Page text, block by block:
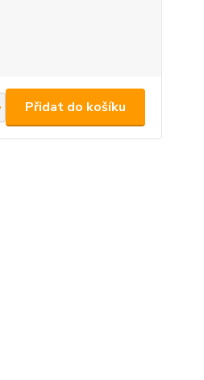
Přidat do košíku